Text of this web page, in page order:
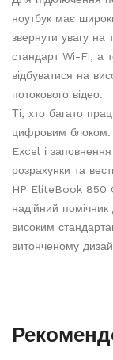
ноутбук має
звернути увагу на
стандарт Wi-Fi, а
відбуватися на
потокового відео.
Ті, хто багато
цифровим блоком.
Excel і
розрахунки та
HP EliteBook 850
надійний помічник
високим
витонченому